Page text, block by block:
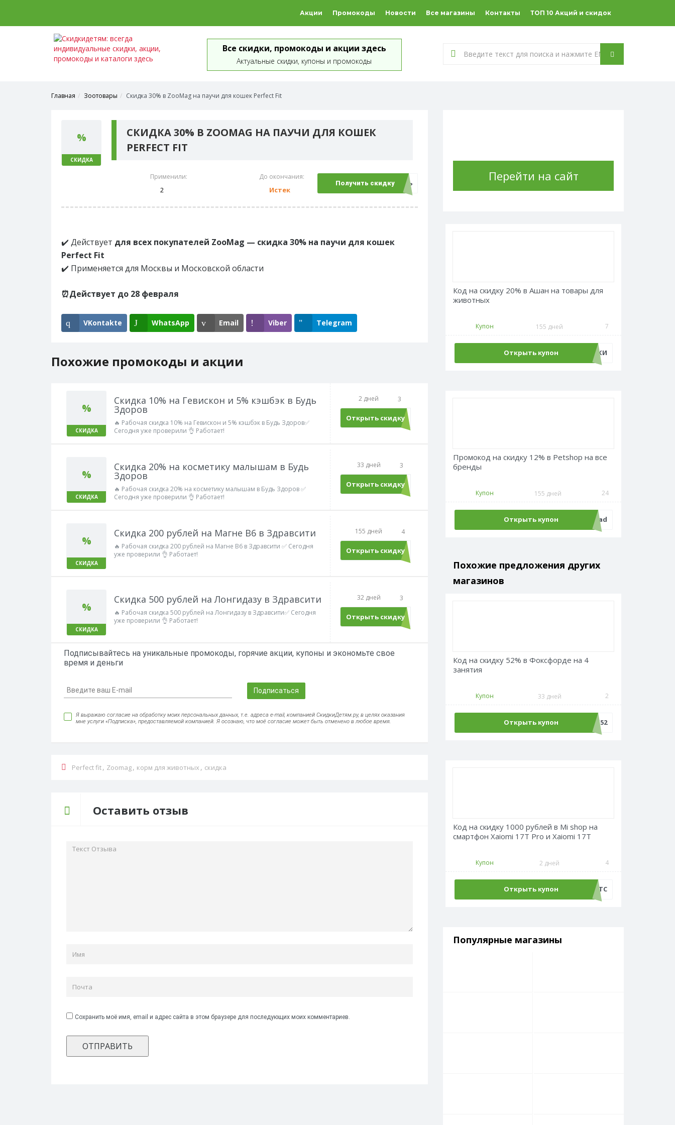
Акции Промокоды Новости Все магазины Контакты ТОП 10 Акций и скидок
Все скидки, промокоды и акции здесь
Актуальные скидки, купоны и промокоды
Главная Зоотовары Скидка 30% в ZooMag на паучи для кошек Perfect Fit
%
СКИДКА
СКИДКА 30% В ZOOMAG НА ПАУЧИ ДЛЯ КОШЕК
PERFECT FIT
Применили:
2
До окончания:
Истек
Получить скидкуОткрыть
✔️ Действует для всех покупателей ZooMag — скидка 30% на паучи для кошек
Perfect Fit
✔️ Применяется для Москвы и Московской области
⏰Действует до 28 февраля
VKontakte WhatsApp Email Viber Telegram
Похожие промокоды и акции
%
СКИДКА
Скидка 10% на Гевискон и 5% кэшбэк в Будь
Здоров
🔥 Рабочая скидка 10% на Гевискон и 5% кэшбэк в Будь Здоров✅
Сегодня уже проверили 👌 Работает!
2 дней 3
Открыть скидку
%
СКИДКА
Скидка 20% на косметику малышам в Будь
Здоров
🔥 Рабочая скидка 20% на косметику малышам в Будь Здоров ✅
Сегодня уже проверили 👌 Работает!
33 дней 3
Открыть скидку
%
СКИДКА
Скидка 200 рублей на Магне В6 в Здравсити
🔥 Рабочая скидка 200 рублей на Магне В6 в Здравсити ✅ Сегодня
уже проверили 👌 Работает!
155 дней 4
Открыть скидку
%
СКИДКА
Скидка 500 рублей на Лонгидазу в Здравсити
🔥 Рабочая скидка 500 рублей на Лонгидазу в Здравсити✅ Сегодня
уже проверили 👌 Работает!
32 дней 3
Открыть скидку
Подписывайтесь на уникальные промокоды, горячие акции, купоны и экономьте свое
время и деньги
Подписаться
Я выражаю согласие на обработку моих персональных данных, т.е. адреса e-mail, компанией СкидкиДетям.ру, в целях оказания
мне услуги «Подписка», предоставляемой компанией. Я осознаю, что моё согласие может быть отменено в любое время.
Perfect fit, Zoomag, корм для животных , скидка
Оставить отзыв
Сохранить моё имя, email и адрес сайта в этом браузере для последующих моих комментариев.
Перейти на сайт
Код на скидку 20% в Ашан на товары для
животных
Купон 155 дней 7
Открыть купон ЛАПКИ
Промокод на скидку 12% в Petshop на все
бренды
Купон 155 дней 24
Открыть купон 12admitad
Похожие предложения других
магазинов
Код на скидку 52% в Фоксфорде на 4
занятия
Купон 33 дней 2
Открыть купон LANG52
Код на скидку 1000 рублей в Mi shop на
смартфон Xaiomi 17T Pro и Xaiomi 17T
Купон 2 дней 4
Открыть купон AT17TC
Популярные магазины